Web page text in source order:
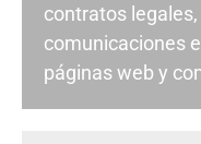
contratos
comunicaciones
páginas web y